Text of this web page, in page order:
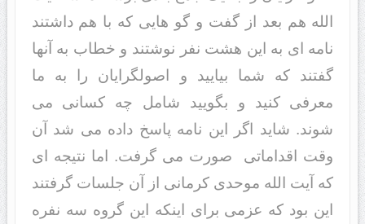
الله هم بعد از گفت و گو هایی که با هم داشتند
نامه ای به این هشت نفر نوشتند و خطاب به آنها
گفتند که شما بیایید و اصولگرایان را به ما
معرفی کنید و بگویید شامل چه کسانی می
شوند. شاید اگر این نامه پاسخ داده می شد آن
وقت اقداماتی صورت می گرفت. اما نتیجه ای
که آیت الله موحدی کرمانی از آن جلسات گرفتند
این بود که عزمی برای اینکه این گروه سه نفره